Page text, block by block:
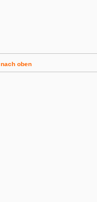
nach oben